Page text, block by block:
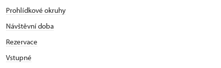
Prohlídkové okruhy
Návštěvní doba
Rezervace
Vstupné